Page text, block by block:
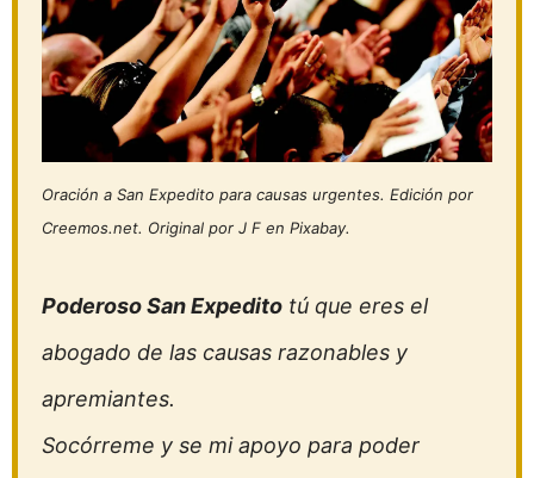
Oración a San Expedito para causas urgentes. Edición por
Creemos.net. Original por J F en Pixabay.
Poderoso San Expedito tú que eres el
abogado de las causas razonables y
apremiantes.
Socórreme y se mi apoyo para poder